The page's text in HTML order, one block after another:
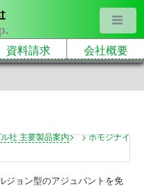
資料請求 会社概要
社 主要製品案内> >ホモジナイ
ジョン型のアジュバントを免